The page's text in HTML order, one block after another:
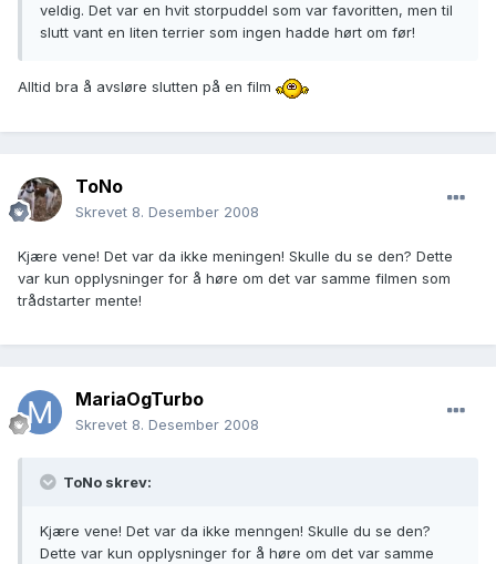
veldig. Det var en hvit storpuddel som var favoritten, men til
slutt vant en liten terrier som ingen hadde hørt om før!
Alltid bra å avsløre slutten på en film
ToNo
Skrevet 8. Desember 2008
Kjære vene! Det var da ikke meningen! Skulle du se den? Dette
var kun opplysninger for å høre om det var samme filmen som
trådstarter mente!
MariaOgTurbo
Skrevet 8. Desember 2008
ToNo skrev:
Kjære vene! Det var da ikke menngen! Skulle du se den?
Dette var kun opplysninger for å høre om det var samme